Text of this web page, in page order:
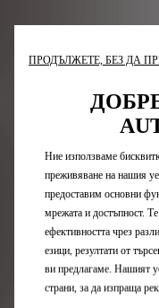
Модели DS
Електрически
Plug-in хибриди
SUV
Лимитирани серии
Бързи
ПРОДЪЛЖЕТЕ, БЕЗ ДА
Ние използваме
преживяване на нашия
предоставим основни
мрежата и достъпност.
ефективността чрез
езици, резултати от
ви предлагаме. Нашият
страни, за да изпраща